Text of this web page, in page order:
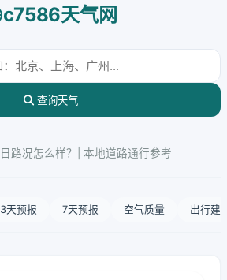
c7586天气网
查询天气
路况怎么样？| 本地道路通行参考
3天预报 7天预报 空气质量 出行建